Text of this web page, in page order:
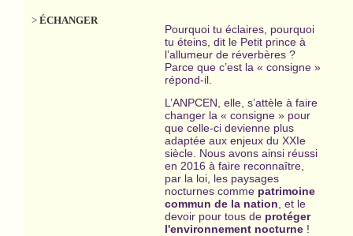
> ÉCHANGER
Pourquoi tu éclaires, pourquoi
tu éteins, dit le Petit prince à
l’allumeur de réverbères ?
Parce que c’est la « consigne »
répond-il.
L’ANPCEN, elle, s’attèle à faire
changer la « consigne » pour
que celle-ci devienne plus
adaptée aux enjeux du XXIe
siècle. Nous avons ainsi réussi
en 2016 à faire reconnaître,
par la loi, les paysages
nocturnes comme patrimoine
commun de la nation , et le
devoir pour tous de protéger
l'environnement nocturne !